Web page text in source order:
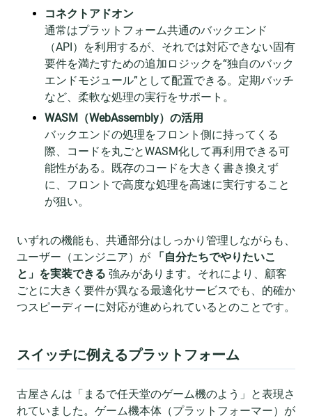
コネクトアドオン
通常はプラットフォーム共通のバックエンド
（API）を利用するが、それでは対応できない固有
要件を満たすための追加ロジックを“独自のバック
エンドモジュール”として配置できる。定期バッチ
など、柔軟な処理の実行をサポート。
WASM（WebAssembly）の活用
バックエンドの処理をフロント側に持ってくる
際、コードを丸ごとWASM化して再利用できる可
能性がある。既存のコードを大きく書き換えず
に、フロントで高度な処理を高速に実行すること
が狙い。
いずれの機能も、共通部分はしっかり管理しながらも、
ユーザー（エンジニア）が
「自分たちでやりたいこ
と」を実装できる 強みがあります。それにより、顧客
ごとに大きく要件が異なる最適化サービスでも、的確か
つスピーディーに対応が進められているとのことです。
スイッチに例えるプラットフォーム
古屋さんは「まるで任天堂のゲーム機のよう」と表現さ
れていました。ゲーム機本体（プラットフォーマー）が